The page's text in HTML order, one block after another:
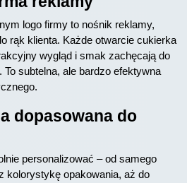
logo firmy to nośnik reklamy,
rąk klienta. Każde otwarcie cukierka
wygląd i smak zachęcają do
subtelna, ale bardzo efektywna
dopasowana do
personalizować – od samego
kolorystykę opakowania, aż do